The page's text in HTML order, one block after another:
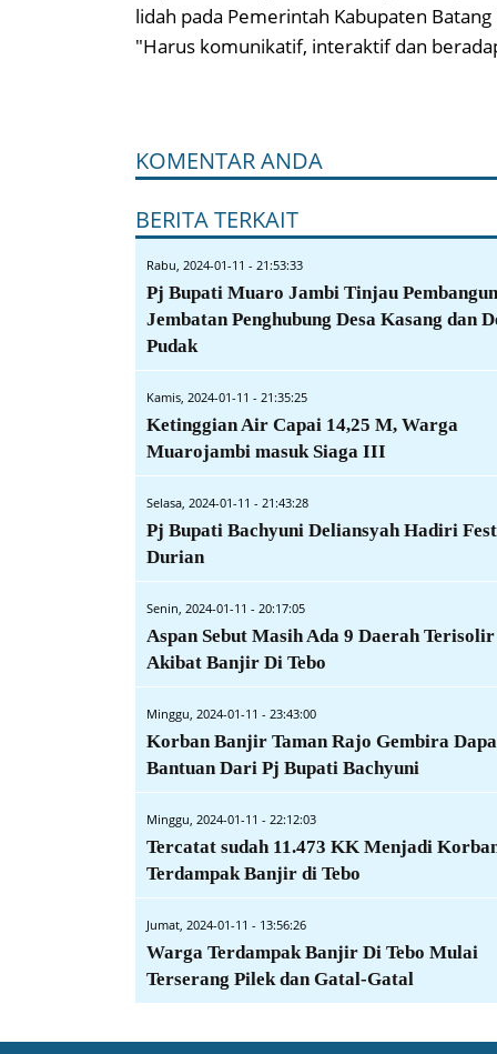
lidah pada Pemerintah Kabupaten
"Harus komunikatif, interaktif dan
KOMENTAR ANDA
BERITA TERKAIT
Rabu, 2024-01-11 - 21:53:33
Pj Bupati Muaro Jambi Tinjau
Jembatan Penghubung Desa Kasang dan
Pudak
Kamis, 2024-01-11 - 21:35:25
Ketinggian Air Capai 14,25 M, Warga
Muarojambi masuk Siaga III
Selasa, 2024-01-11 - 21:43:28
Pj Bupati Bachyuni Deliansyah Hadiri
Durian
Senin, 2024-01-11 - 20:17:05
Aspan Sebut Masih Ada 9 Daerah Terisolir
Akibat Banjir Di Tebo
Minggu, 2024-01-11 - 23:43:00
Korban Banjir Taman Rajo Gembira
Bantuan Dari Pj Bupati Bachyuni
Minggu, 2024-01-11 - 22:12:03
Tercatat sudah 11.473 KK Menjadi
Terdampak Banjir di Tebo
Jumat, 2024-01-11 - 13:56:26
Warga Terdampak Banjir Di Tebo Mulai
Terserang Pilek dan Gatal-Gatal